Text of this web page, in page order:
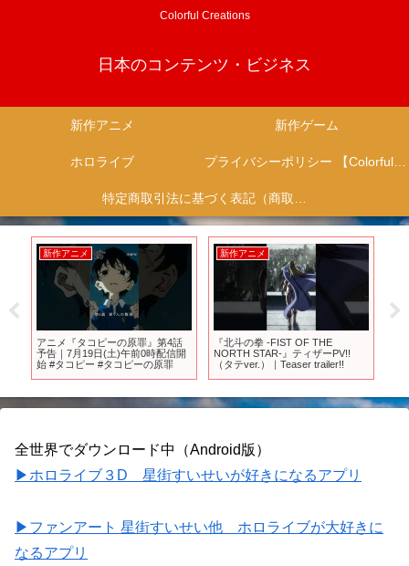
Colorful Creations
日本のコンテンツ・ビジネス
新作アニメ 新作ゲーム
ホロライブ プライバシーポリシー 【Colorful Creation】
特定商取引法に基づく表記（商取引に関する開示）
新作アニメ
アニメ『タコピーの原罪』第4話
予告｜7月19日(土)午前0時配信開
始 #タコピー #タコピーの原罪
新作アニメ
『北斗の拳 -FIST OF THE
NORTH STAR-』ティザーPV!!
（タテver.）｜Teaser trailer!!
全世界でダウンロード中（Android版）
▶ホロライブ３D 星街すいせいが好きになるアプリ
▶ファンアート 星街すいせい他 ホロライブが大好きに
なるアプリ